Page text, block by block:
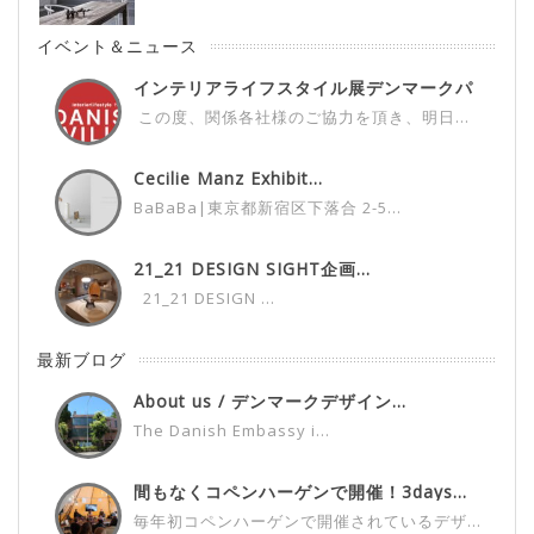
イベント＆ニュース
インテリアライフスタイル展デンマークパ
この度、関係各社様のご協力を頂き、明日...
Cecilie Manz Exhibit...
BaBaBa|東京都新宿区下落合 2-5...
21_21 DESIGN SIGHT企画...
21_21 DESIGN ...
最新ブログ
About us / デンマークデザイン...
The Danish Embassy i...
間もなくコペンハーゲンで開催！3days...
毎年初コペンハーゲンで開催されているデザ...